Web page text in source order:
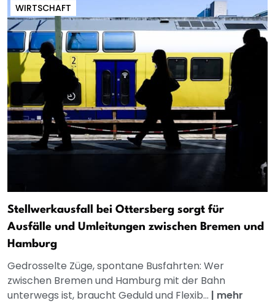
WIRTSCHAFT
Stellwerkausfall bei Ottersberg sorgt für
Ausfälle und Umleitungen zwischen Bremen und
Hamburg
Gedrosselte Züge, spontane Busfahrten: Wer
zwischen Bremen und Hamburg mit der Bahn
unterwegs ist, braucht Geduld und Flexib... | mehr